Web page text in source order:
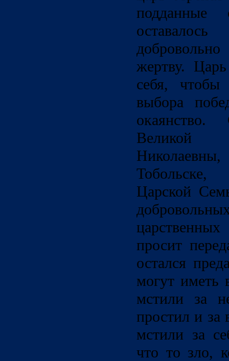
жертву.
себя, чтобы
выбора
Царской
просит
остался
могут иметь
мстили за
простил и за
мстили за
что то зло,